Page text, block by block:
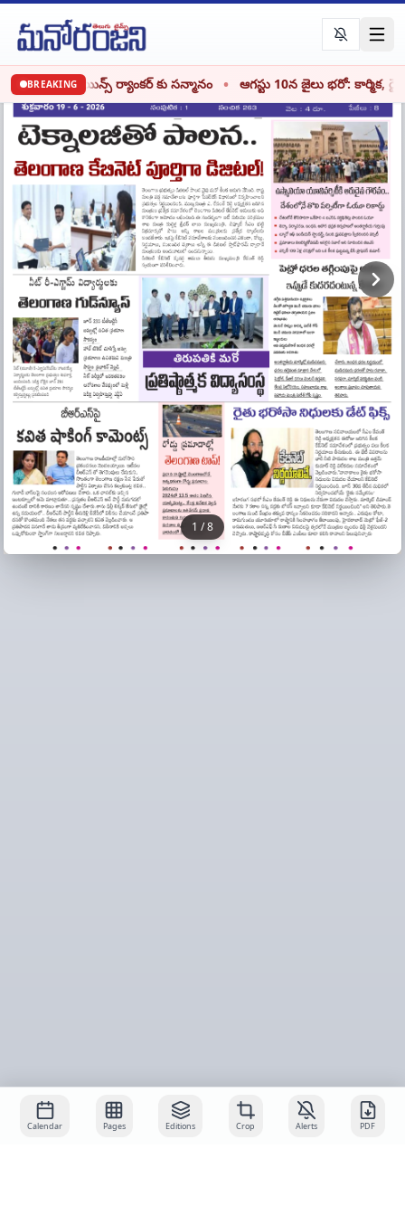
BREAKING
జేఈఈ మెయిన్స్ ర్యాంకర్ కు సన్మానం • ఆగస్టు 10న జైలు భరో: కార్మిక,
1 /8
Calendar Pages Editions Crop Alerts PDF